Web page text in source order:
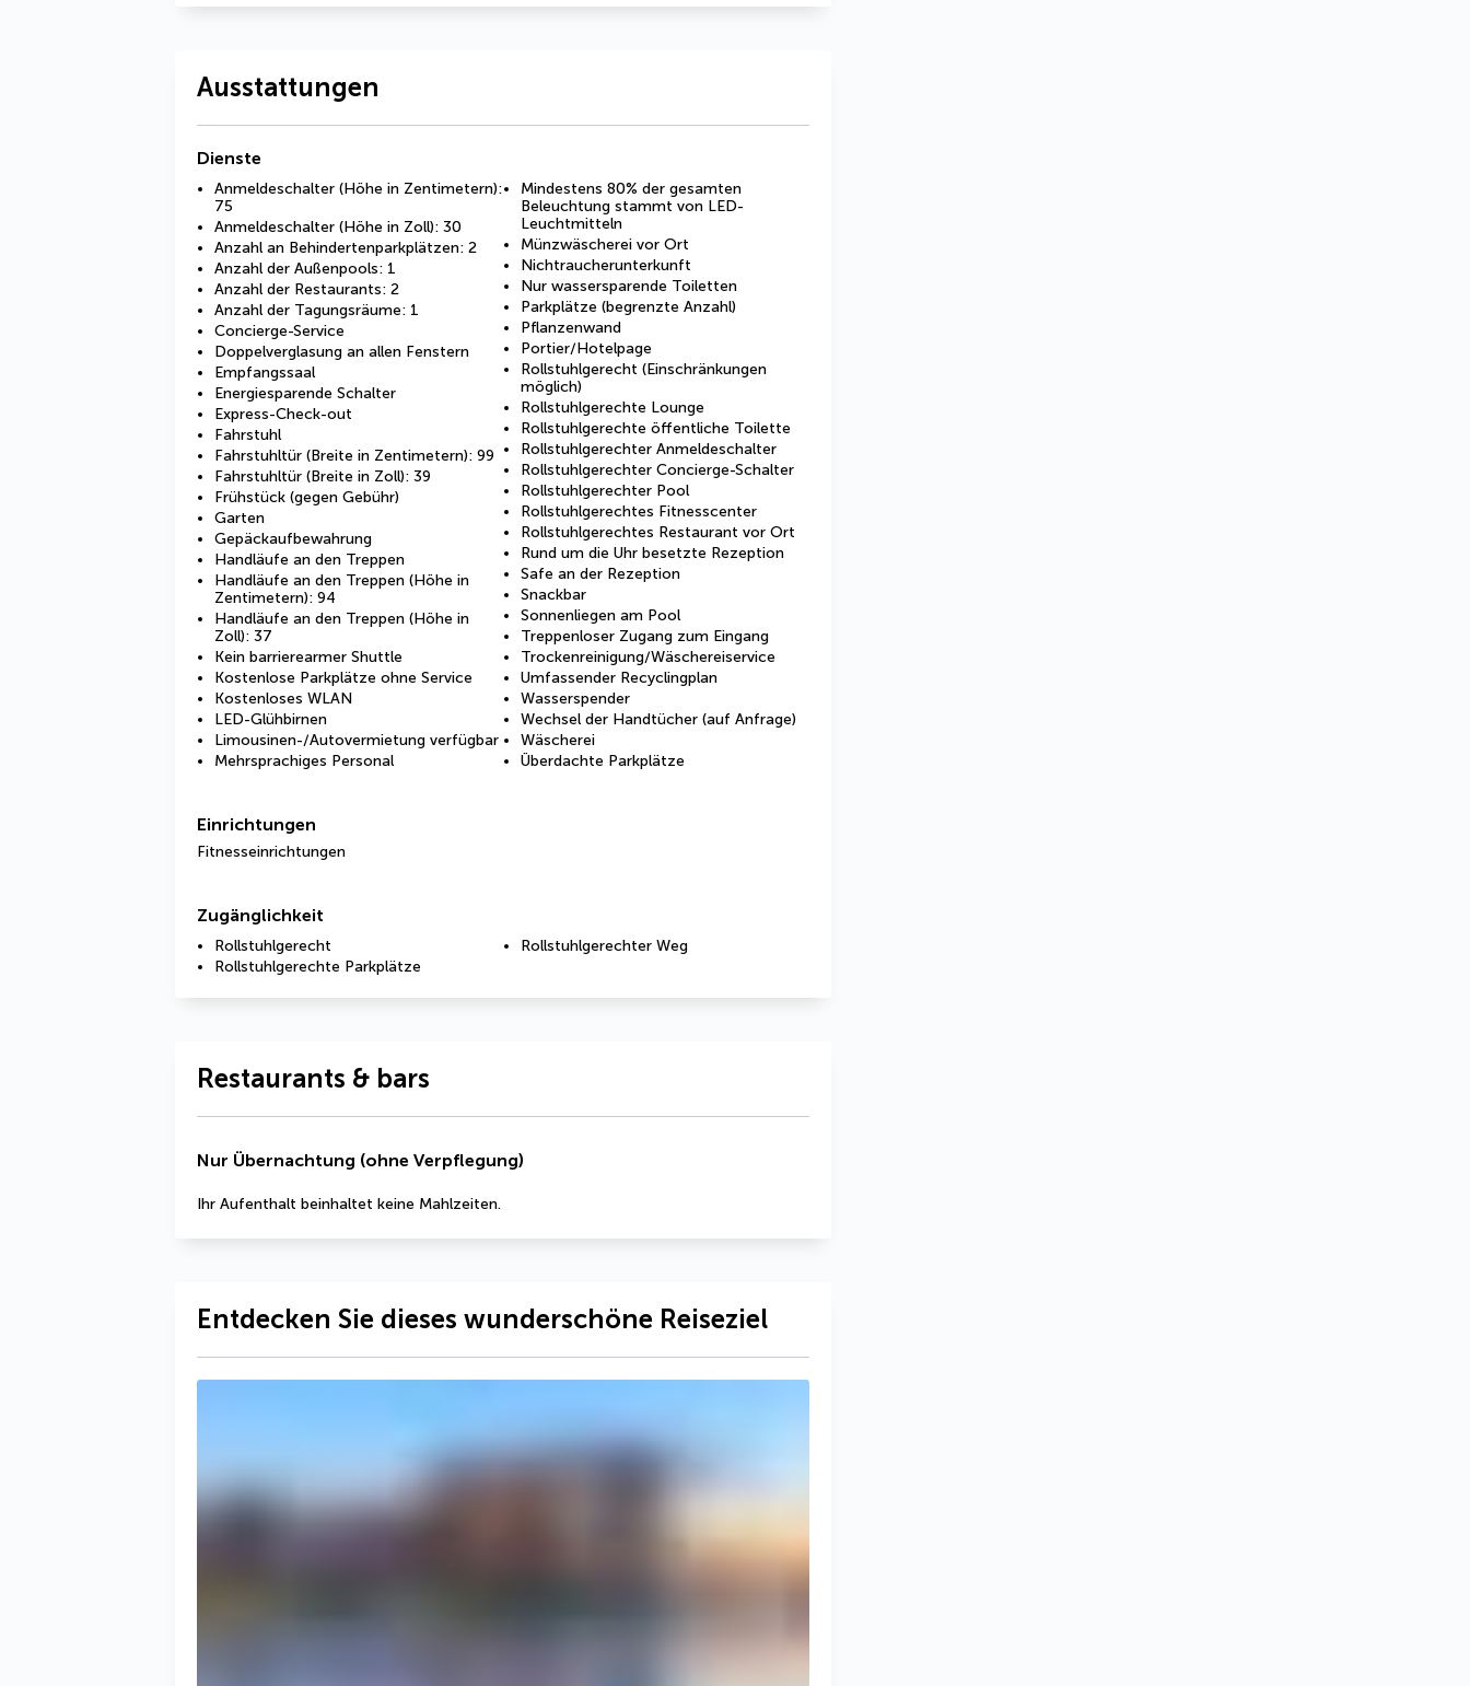
Ausstattungen
Dienste
Anmeldeschalter (Höhe in Zentimetern):
75
Anmeldeschalter (Höhe in Zoll): 30
Anzahl an Behindertenparkplätzen: 2
Anzahl der Außenpools: 1
Anzahl der Restaurants: 2
Anzahl der Tagungsräume: 1
Concierge-Service
Doppelverglasung an allen Fenstern
Empfangssaal
Energiesparende Schalter
Express-Check-out
Fahrstuhl
Fahrstuhltür (Breite in Zentimetern): 99
Fahrstuhltür (Breite in Zoll): 39
Frühstück (gegen Gebühr)
Garten
Gepäckaufbewahrung
Handläufe an den Treppen
Handläufe an den Treppen (Höhe in
Zentimetern): 94
Handläufe an den Treppen (Höhe in
Zoll): 37
Kein barrierearmer Shuttle
Kostenlose Parkplätze ohne Service
Kostenloses WLAN
LED-Glühbirnen
Limousinen-/Autovermietung verfügbar
Mehrsprachiges Personal
Mindestens 80% der gesamten
Beleuchtung stammt von LED-
Leuchtmitteln
Münzwäscherei vor Ort
Nichtraucherunterkunft
Nur wassersparende Toiletten
Parkplätze (begrenzte Anzahl)
Pflanzenwand
Portier/Hotelpage
Rollstuhlgerecht (Einschränkungen
möglich)
Rollstuhlgerechte Lounge
Rollstuhlgerechte öffentliche Toilette
Rollstuhlgerechter Anmeldeschalter
Rollstuhlgerechter Concierge-Schalter
Rollstuhlgerechter Pool
Rollstuhlgerechtes Fitnesscenter
Rollstuhlgerechtes Restaurant vor Ort
Rund um die Uhr besetzte Rezeption
Safe an der Rezeption
Snackbar
Sonnenliegen am Pool
Treppenloser Zugang zum Eingang
Trockenreinigung/Wäschereiservice
Umfassender Recyclingplan
Wasserspender
Wechsel der Handtücher (auf Anfrage)
Wäscherei
Überdachte Parkplätze
Einrichtungen
Fitnesseinrichtungen
Zugänglichkeit
Rollstuhlgerecht
Rollstuhlgerechte Parkplätze
Rollstuhlgerechter Weg
Restaurants & bars
Nur Übernachtung (ohne Verpflegung)
Ihr Aufenthalt beinhaltet keine Mahlzeiten.
Entdecken Sie dieses wunderschöne Reiseziel